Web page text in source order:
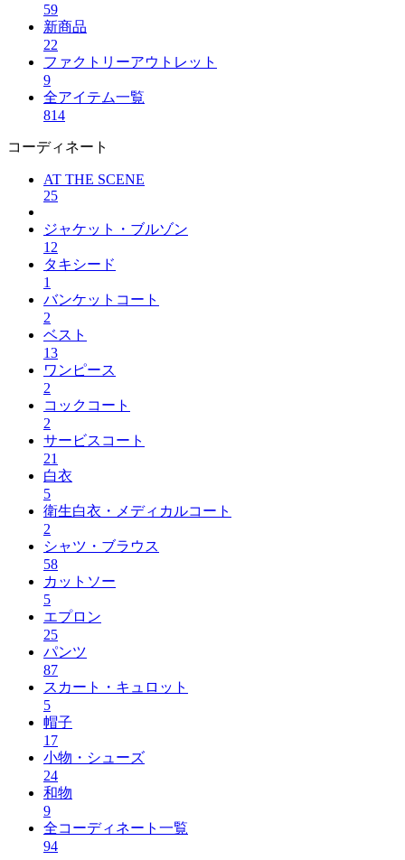
59
新商品
22
ファクトリーアウトレット
9
全アイテム一覧
814
コーディネート
AT THE SCENE
25
ジャケット・ブルゾン
12
タキシード
1
バンケットコート
2
ベスト
13
ワンピース
2
コックコート
2
サービスコート
21
白衣
5
衛生白衣・メディカルコート
2
シャツ・ブラウス
58
カットソー
5
エプロン
25
パンツ
87
スカート・キュロット
5
帽子
17
小物・シューズ
24
和物
9
全コーディネート一覧
94